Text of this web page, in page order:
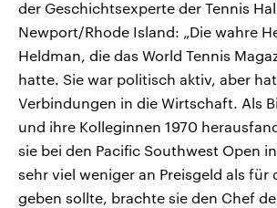
der Geschichtsexperte der Tennis
Newport/Rhode Island: „Die wahre
Heldman, die das World Tennis
hatte. Sie war politisch aktiv, aber
Verbindungen in die Wirtschaft. Als
und ihre Kolleginnen 1970
sie bei den Pacific Southwest Open
sehr viel weniger an Preisgeld als für
geben sollte, brachte sie den Chef